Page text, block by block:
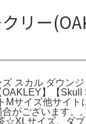
ー
スカル ダウン
】【Skull
サイズ他サイト
がございます。
サイズ。ダ